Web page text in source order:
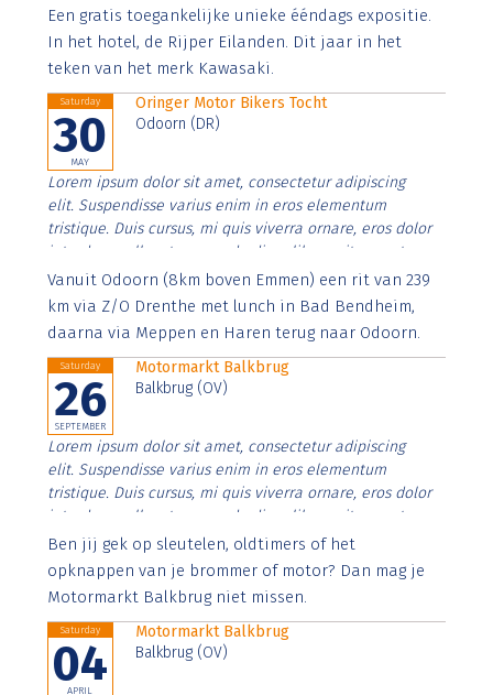
Aenean faucibus nibh et justo cursus id rutrum lorem
imperdiet. Nunc ut sem vitae risus tristique posuere.
Een gratis toegankelijke unieke ééndags expositie.
In het hotel, de Rijper Eilanden. Dit jaar in het
teken van het merk Kawasaki.
Saturday
30
MAY
Oringer Motor Bikers Tocht
Odoorn (DR)
Lorem ipsum dolor sit amet, consectetur adipiscing
elit. Suspendisse varius enim in eros elementum
tristique. Duis cursus, mi quis viverra ornare, eros dolor
interdum nulla, ut commodo diam libero vitae erat.
Aenean faucibus nibh et justo cursus id rutrum lorem
imperdiet. Nunc ut sem vitae risus tristique posuere.
Vanuit Odoorn (8km boven Emmen) een rit van 239
km via Z/O Drenthe met lunch in Bad Bendheim,
daarna via Meppen en Haren terug naar Odoorn.
Saturday
26
SEPTEMBER
Motormarkt Balkbrug
Balkbrug (OV)
Lorem ipsum dolor sit amet, consectetur adipiscing
elit. Suspendisse varius enim in eros elementum
tristique. Duis cursus, mi quis viverra ornare, eros dolor
interdum nulla, ut commodo diam libero vitae erat.
Aenean faucibus nibh et justo cursus id rutrum lorem
imperdiet. Nunc ut sem vitae risus tristique posuere.
Ben jij gek op sleutelen, oldtimers of het
opknappen van je brommer of motor? Dan mag je
Motormarkt Balkbrug niet missen.
Saturday
04
APRIL
Motormarkt Balkbrug
Balkbrug (OV)